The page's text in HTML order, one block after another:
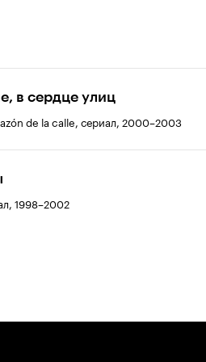
в сердце улиц
de la calle, сериал, 2000–2003
1998–2002